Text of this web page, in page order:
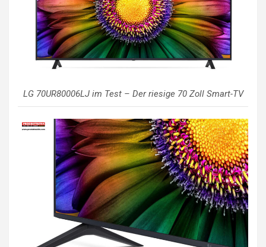
LG 70UR80006LJ im Test – Der riesige 70 Zoll Smart-TV